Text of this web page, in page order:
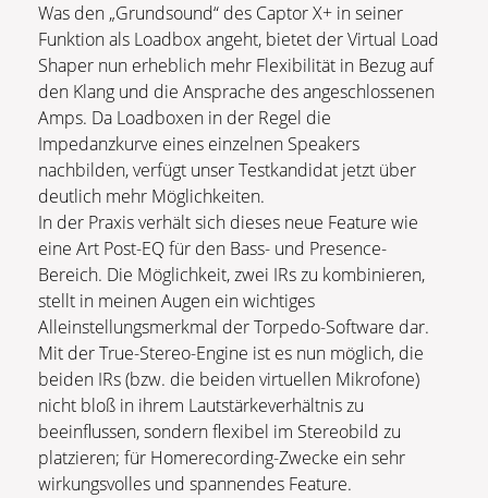
Was den „Grundsound“ des Captor X+ in seiner
Funktion als Loadbox angeht, bietet der Virtual Load
Shaper nun erheblich mehr Flexibilität in Bezug auf
den Klang und die Ansprache des angeschlossenen
Amps. Da Loadboxen in der Regel die
Impedanzkurve eines einzelnen Speakers
nachbilden, verfügt unser Testkandidat jetzt über
deutlich mehr Möglichkeiten.
In der Praxis verhält sich dieses neue Feature wie
eine Art Post-EQ für den Bass- und Presence-
Bereich. Die Möglichkeit, zwei IRs zu kombinieren,
stellt in meinen Augen ein wichtiges
Alleinstellungsmerkmal der Torpedo-Software dar.
Mit der True-Stereo-Engine ist es nun möglich, die
beiden IRs (bzw. die beiden virtuellen Mikrofone)
nicht bloß in ihrem Lautstärkeverhältnis zu
beeinflussen, sondern flexibel im Stereobild zu
platzieren; für Homerecording-Zwecke ein sehr
wirkungsvolles und spannendes Feature.